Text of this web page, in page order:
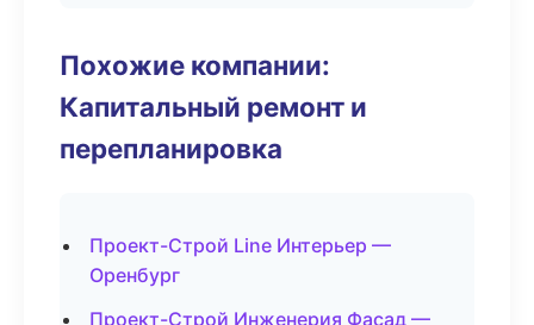
Похожие компании:
Капитальный ремонт и
перепланировка
Проект-Строй Line Интерьер —
Оренбург
Проект-Строй Инженерия Фасад —